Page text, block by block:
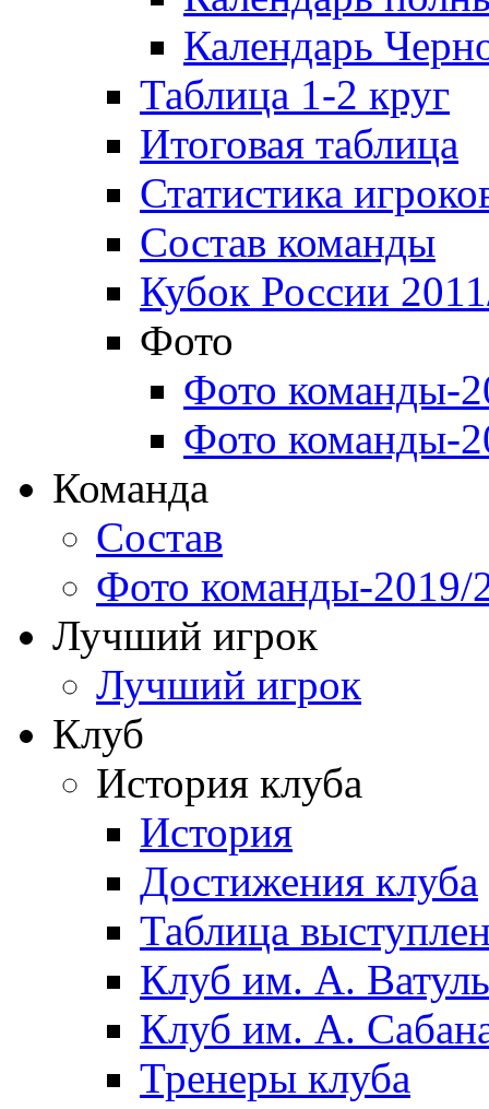
Календарь
Таблица 1-2 круг
Итоговая таблица
Статистика
Состав команды
Кубок России
Фото
Фото команды-
Фото команды-
Команда
Состав
Фото команды-2019/
Лучший игрок
Лучший игрок
Клуб
История клуба
История
Достижения клуба
Таблица
Клуб им. А.
Клуб им. А.
Тренеры клуба